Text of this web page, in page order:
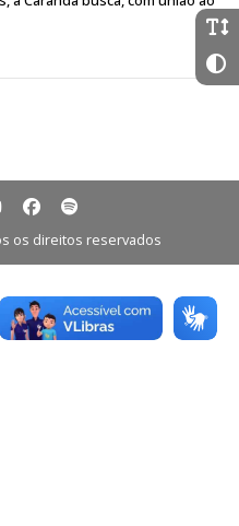
os direitos reservados